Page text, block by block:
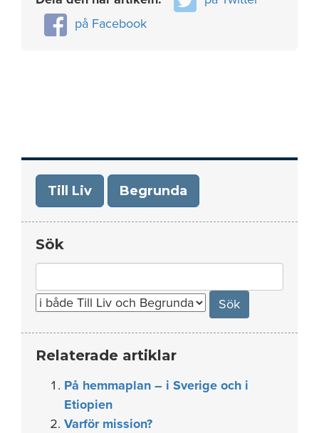
på Facebook
Till Liv Begrunda
Sök
for:
Relaterade artiklar
På hemmaplan – i Sverige och i
Etiopien
Varför mission?